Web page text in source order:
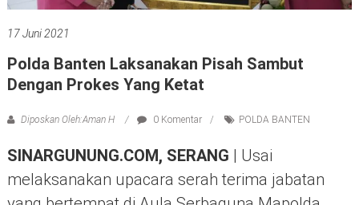
17 Juni 2021
Polda Banten Laksanakan Pisah Sambut
Dengan Prokes Yang Ketat
Diposkan Oleh:Aman H 0 Komentar POLDA BANTEN
SINARGUNUNG.COM, SERANG | Usai
melaksanakan upacara serah terima jabatan